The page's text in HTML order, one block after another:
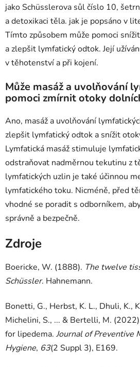
jako Schüsslerova sůl číslo 10,
a detoxikaci těla. jak je popsáno v
Tímto způsobem může pomoci
a zlepšit lymfatický odtok. Její
v těhotenství a při kojení.
Může masáž a uvolňování
pomoci zmírnit otoky
Ano, masáž a uvolňování
zlepšit lymfatický odtok a snížit
Lymfatická masáž stimuluje
odstraňovat nadměrnou tekutinu z
lymfatických uzlin je také účinnou
lymfatického toku. Nicméně, před
vhodné se poradit s odborníkem,
správně a bezpečně.
Zdroje
Boericke, W. (1888). The twelve
Schüssler. Hahnemann.
Bonetti, G., Herbst, K. L., Dhuli, K.,
Michelini, S., ... & Bertelli, M.
for lipedema. Journal of Preventive
Hygiene, 63(2 Suppl 3), E169.